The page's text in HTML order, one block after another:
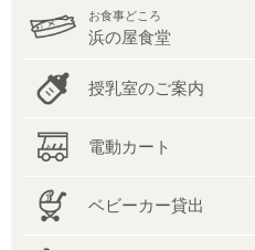
お食事どころ
浜の屋食堂
授乳室のご案内
電動カート
ベビーカー貸出